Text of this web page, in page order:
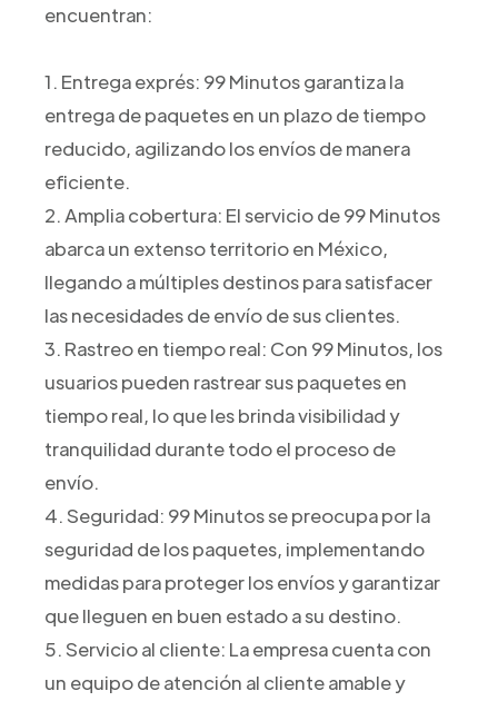
encuentran:
1. Entrega exprés: 99 Minutos garantiza la
entrega de paquetes en un plazo de tiempo
reducido, agilizando los envíos de manera
eficiente.
2. Amplia cobertura: El servicio de 99 Minutos
abarca un extenso territorio en México,
llegando a múltiples destinos para satisfacer
las necesidades de envío de sus clientes.
3. Rastreo en tiempo real: Con 99 Minutos, los
usuarios pueden rastrear sus paquetes en
tiempo real, lo que les brinda visibilidad y
tranquilidad durante todo el proceso de
envío.
4. Seguridad: 99 Minutos se preocupa por la
seguridad de los paquetes, implementando
medidas para proteger los envíos y garantizar
que lleguen en buen estado a su destino.
5. Servicio al cliente: La empresa cuenta con
un equipo de atención al cliente amable y